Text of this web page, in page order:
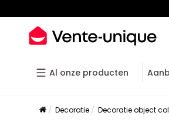
Al onze producten
Decoratie Decoratie object